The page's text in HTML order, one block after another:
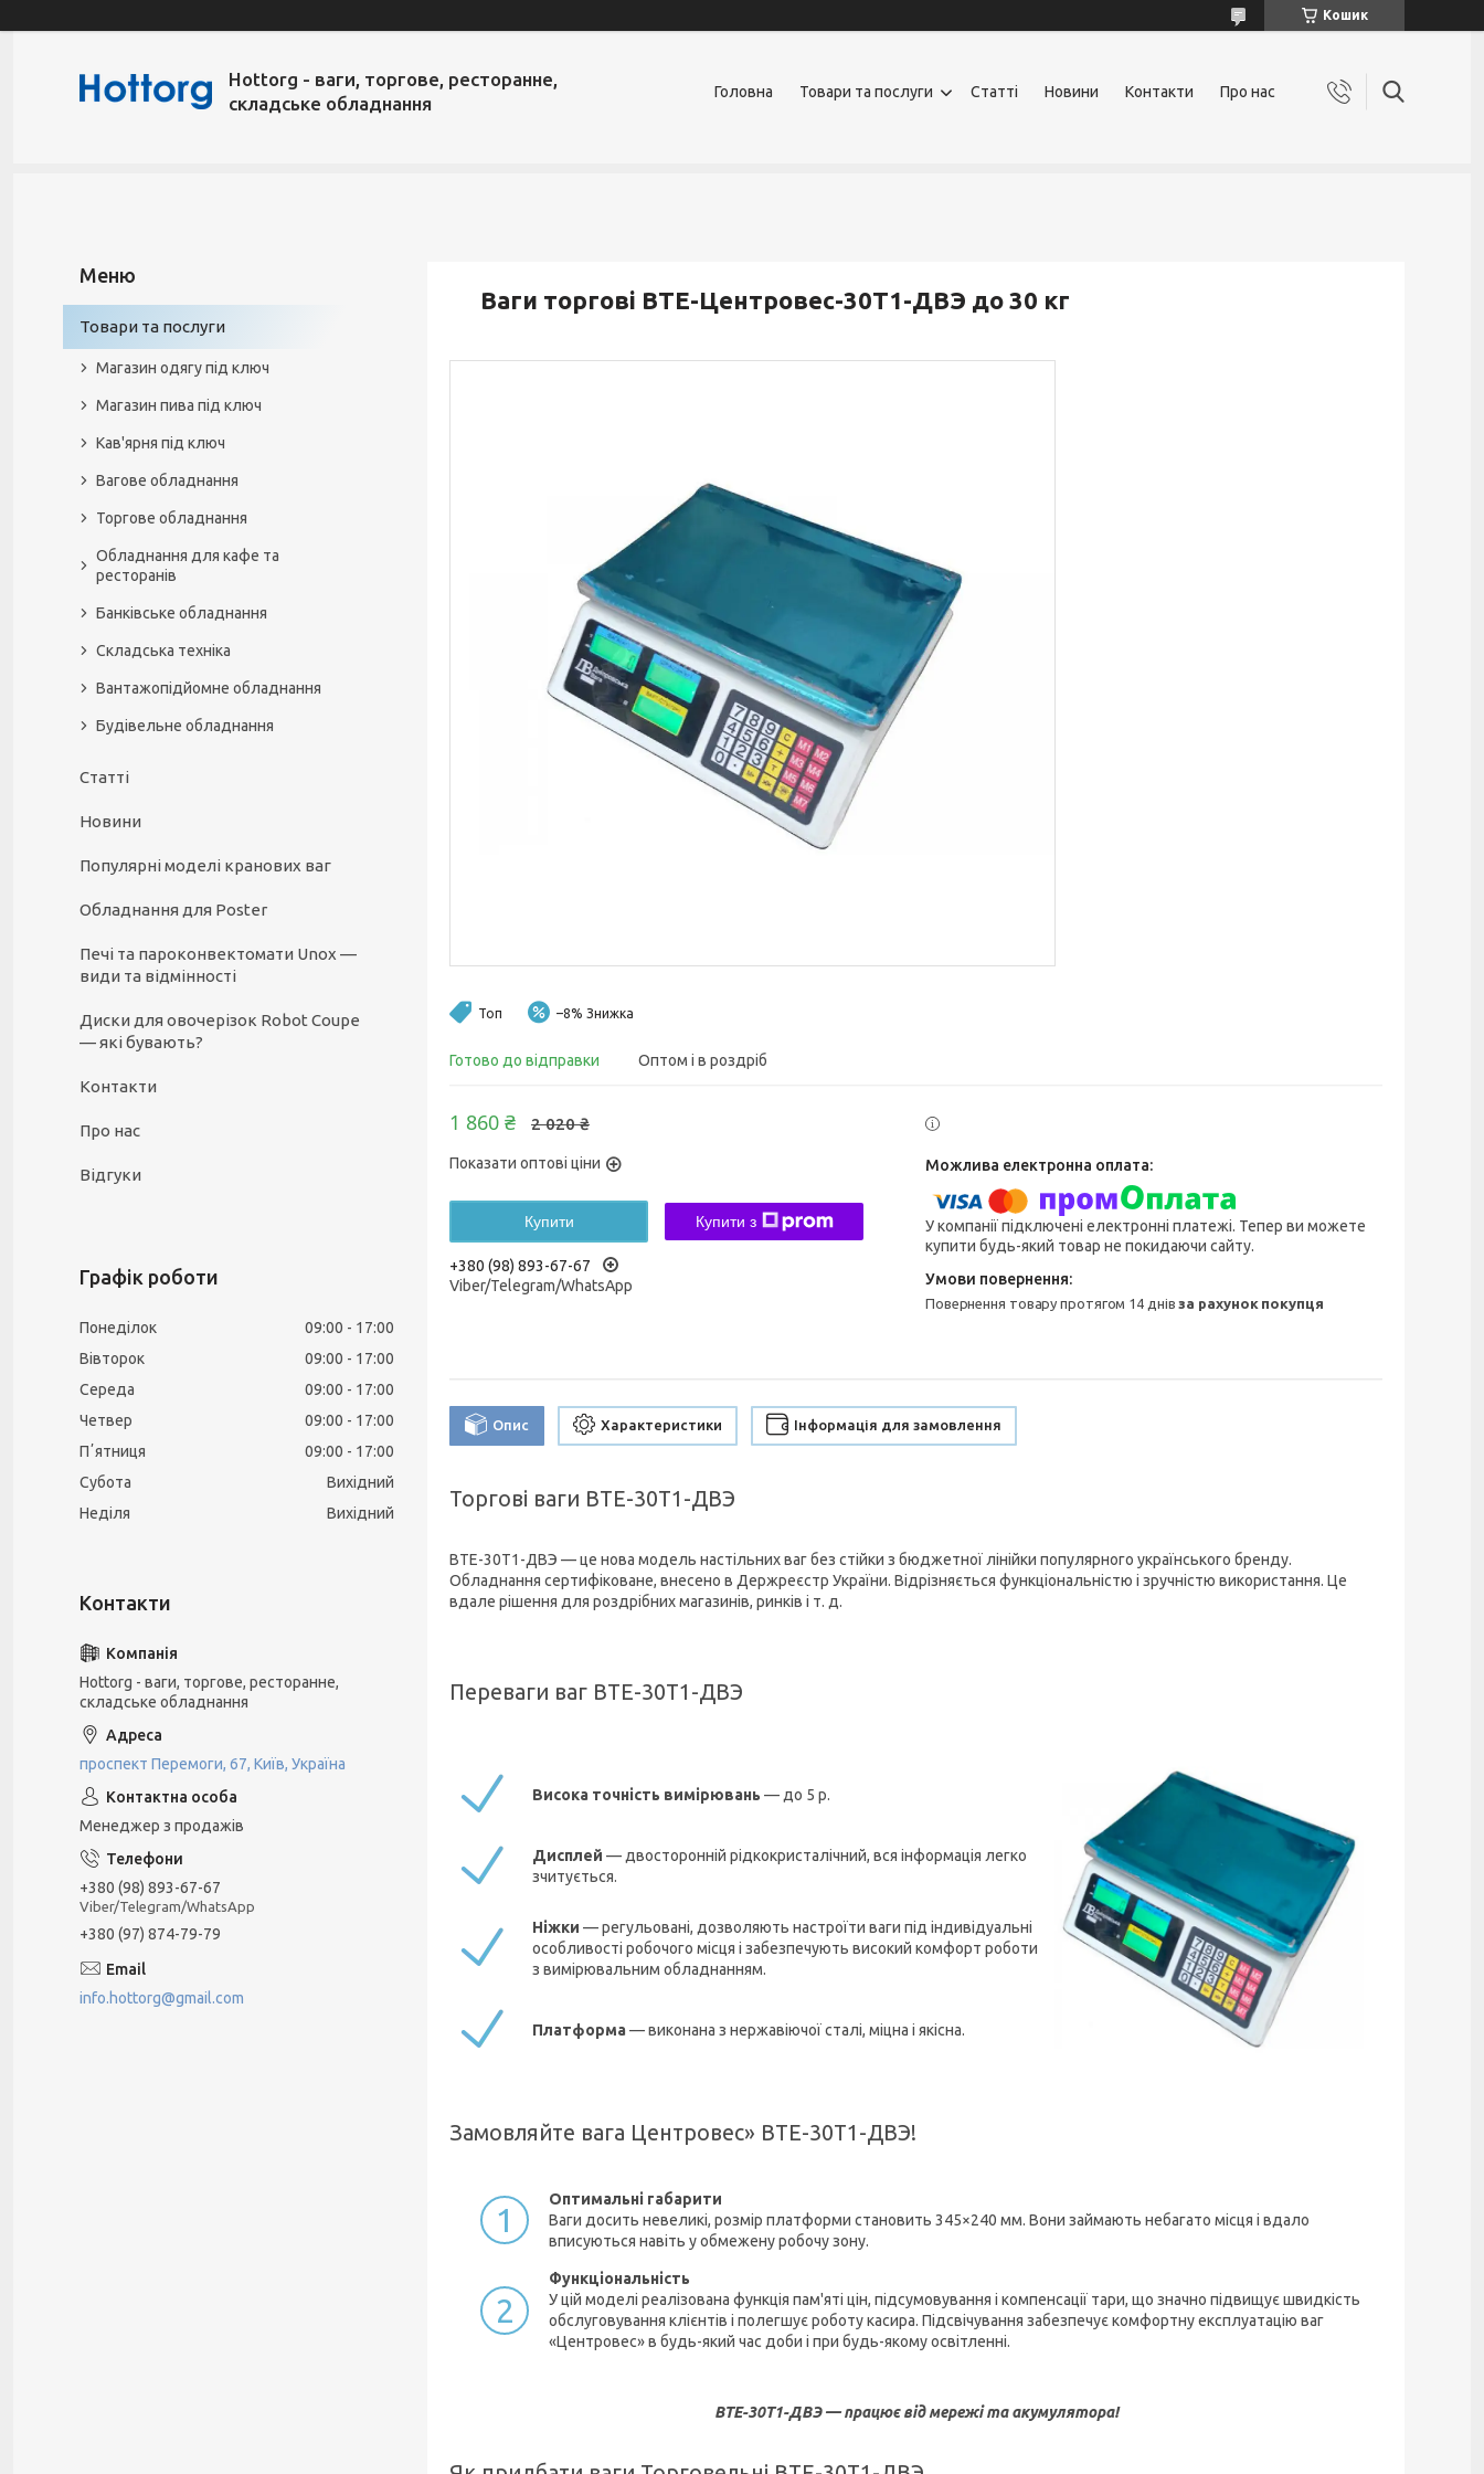
Кошик
Hottorg - ваги, торгове, ресторанне,
складське обладнання
Головна Товари та послуги Статті Новини Контакти Про нас
Ваги торгові ВТЕ-Центровес-30Т1-ДВЭ до 30 кг
Топ –8%
Готово до відправки Оптом і в роздріб
2 020 ₴
1 860 ₴
Показати оптові ціни
Купити Купити з
+380 (98) 893-67-67
Viber/Telegram/WhatsApp
У компанії підключені електронні платежі. Тепер ви можете
купити будь-який товар не покидаючи сайту.
повернення товару протягом 14 днівза рахунок покупця
Опис Характеристики Інформація для замовлення
Торгові ваги ВТЕ-30Т1-ДВЭ
ВТЕ-30Т1-ДВЭ — це нова модель настільних ваг без стійки з бюджетної лінійки популярного українського бренду.
Обладнання сертифіковане, внесено в Держреєстр України. Відрізняється функціональністю і зручністю використання. Це
вдале рішення для роздрібних магазинів, ринків і т. д.
Переваги ваг ВТЕ-30Т1-ДВЭ
Висока точність вимірювань — до 5 р.
Дисплей — двосторонній рідкокристалічний, вся інформація легко
зчитується.
Ніжки — регульовані, дозволяють настроїти ваги під індивідуальні
особливості робочого місця і забезпечують високий комфорт роботи
з вимірювальним обладнанням.
Платформа — виконана з нержавіючої сталі, міцна і якісна.
Замовляйте вага Центровес» ВТЕ-30Т1-ДВЭ!
1
Оптимальні габарити
Ваги досить невеликі, розмір платформи становить 345×240 мм. Вони займають небагато місця і вдало
вписуються навіть у обмежену робочу зону.
2
Функціональність
У цій моделі реалізована функція пам'яті цін, підсумовування і компенсації тари, що значно підвищує швидкість
обслуговування клієнтів і полегшує роботу касира. Підсвічування забезпечує комфортну експлуатацію ваг
«Центровес» в будь-який час доби і при будь-якому освітленні.
ВТЕ-30Т1-ДВЭ — працює від мережі та акумулятора!
Товари та послуги
Магазин одягу під ключ
Магазин пива під ключ
Кав'ярня під ключ
Вагове обладнання
Торгове обладнання
Обладнання для кафе та
ресторанів
Банківське обладнання
Складська техніка
Вантажопідйомне обладнання
Будівельне обладнання
Статті
Новини
Популярні моделі кранових ваг
Обладнання для Poster
Печі та пароконвектомати Unox —
види та відмінності
Диски для овочерізок Robot Coupe
— які бувають?
Контакти
Про нас
Відгуки
Графік роботи
Понеділок 09:00
17:00
Вівторок
09:00
17:00
Середа
09:00
17:00
Четвер
09:00
17:00
Пʼятниця
09:00
17:00
Субота
Вихідний
Неділя
Вихідний
Hottorg - ваги, торгове, ресторанне,
складське обладнання
проспект Перемоги, 67, Київ, Україна
Менеджер з продажів
+380 (98) 893-67-67
Viber/Telegram/WhatsApp
+380 (97) 874-79-79
info.hottorg@gmail.com